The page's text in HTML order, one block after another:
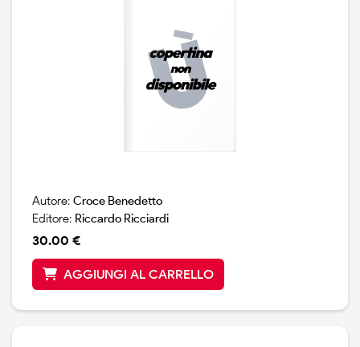
Autore: Croce Benedetto
Editore: Riccardo Ricciardi
30.00 €
AGGIUNGI AL CARRELLO